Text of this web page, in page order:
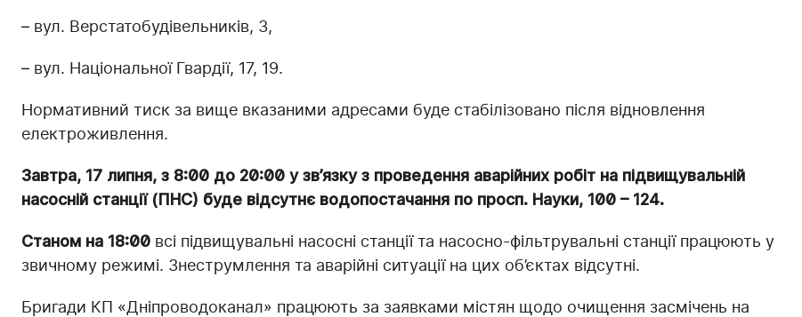
– вул. Верстатобудівельників, 3,
– вул. Національної Гвардії, 17, 19.
Нормативний тиск за вище вказаними адресами буде стабілізовано після відновлення
електроживлення.
Завтра, 17 липня, з 8:00 до 20:00 у зв’язку з проведення аварійних робіт на підвищувальній
насосній станції (ПНС) буде відсутнє водопостачання по просп. Науки, 100 – 124.
Станом на 18:00 всі підвищувальні насосні станції та насосно-фільтрувальні станції працюють у
звичному режимі. Знеструмлення та аварійні ситуації на цих об’єктах відсутні.
Бригади КП «Дніпроводоканал» працюють за заявками містян щодо очищення засмічень на